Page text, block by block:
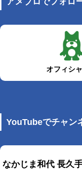
オフィシ
YouTubeでチャン
なかじま和代 長久